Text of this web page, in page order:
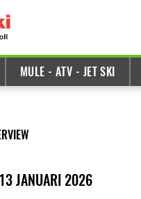
MULE - ATV - JET SKI
13 JANUARI 2026